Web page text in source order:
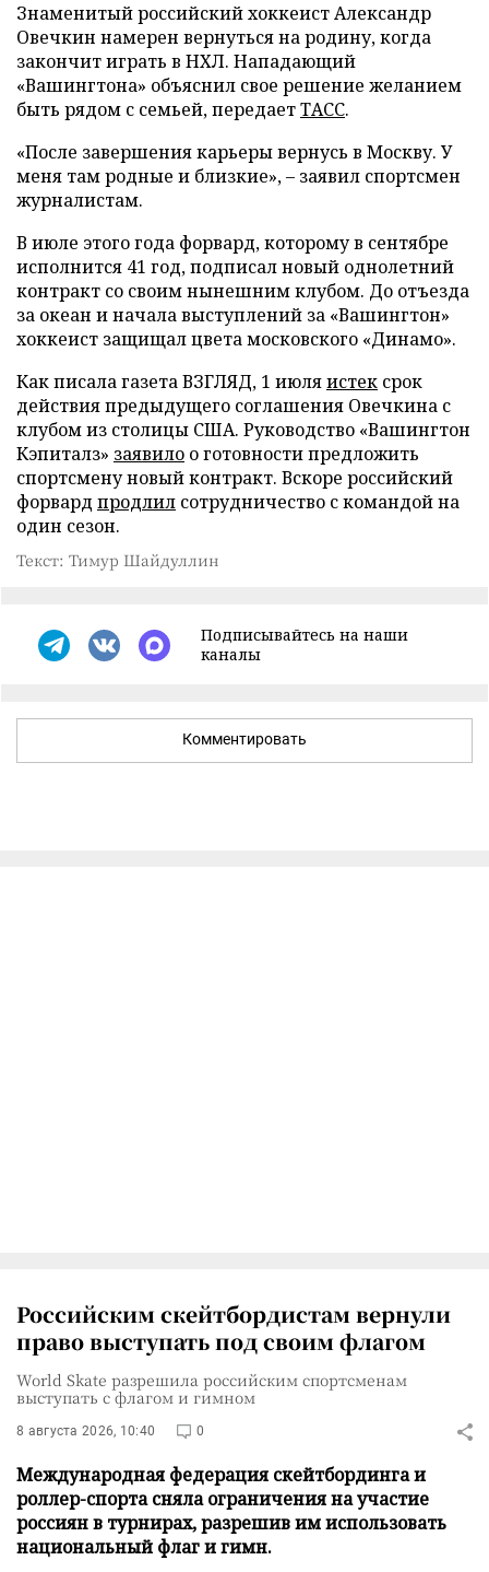
Знаменитый российский хоккеист Александр
Овечкин намерен вернуться на родину, когда
закончит играть в НХЛ. Нападающий
«Вашингтона» объяснил свое решение желанием
быть рядом с семьей, передаетТАСС.
«После завершения карьеры вернусь в Москву. У
меня там родные и близкие», – заявил спортсмен
журналистам.
В июле этого года форвард, которому в сентябре
исполнится 41 год, подписал новый однолетний
контракт со своим нынешним клубом. До отъезда
за океан и начала выступлений за «Вашингтон»
хоккеист защищал цвета московского «Динамо».
Как писала газета ВЗГЛЯД, 1 июляистек срок
действия предыдущего соглашения Овечкина с
клубом из столицы США. Руководство «Вашингтон
Кэпиталз» заявило о готовности предложить
спортсмену новый контракт. Вскоре российский
форвард продлил сотрудничество с командой на
один сезон.
Текст: Тимур Шайдуллин
Подписывайтесь на наши
каналы
Комментировать
Российским скейтбордистам вернули
право выступать под своим флагом
World Skate разрешила российским спортсменам
выступать с флагом и гимном
8 августа 2026, 10:40 0
Международная федерация скейтбординга и
роллер-спорта сняла ограничения на участие
россиян в турнирах, разрешив им использовать
национальный флаг и гимн.